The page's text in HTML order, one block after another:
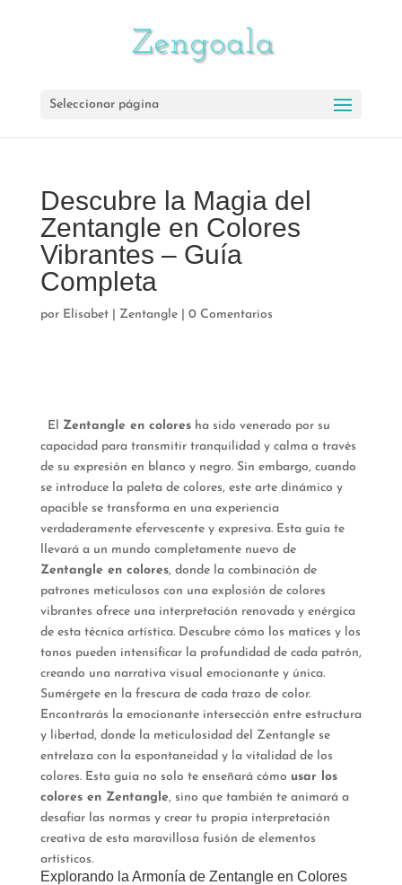
Seleccionar página
Descubre la Magia del
Zentangle en Colores
Vibrantes – Guía
Completa
por Elisabet| Zentangle| 0 Comentarios
El Zentangle en coloresha sido venerado por su
capacidad para transmitir tranquilidad y calma a través
de su expresión en blanco y negro. Sin embargo, cuando
se introduce la paleta de colores, este arte dinámico y
apacible se transforma en una experiencia
verdaderamente efervescente y expresiva. Esta guía te
llevará a un mundo completamente nuevo de
Zentangle en colores, donde la combinación de
patrones meticulosos con una explosión de colores
vibrantes ofrece una interpretación renovada y enérgica
de esta técnica artística. Descubre cómo los matices y los
tonos pueden intensificar la profundidad de cada patrón,
creando una narrativa visual emocionante y única.
Sumérgete en la frescura de cada trazo de color.
Encontrarás la emocionante intersección entre estructura
y libertad, donde la meticulosidad del Zentangle se
entrelaza con la espontaneidad y la vitalidad de los
colores. Esta guía no solo te enseñará cómo usar los
colores en Zentangle, sino que también te animará a
desafiar las normas y crear tu propia interpretación
creativa de esta maravillosa fusión de elementos
artísticos.
Explorando la Armonía de Zentangle en Colores